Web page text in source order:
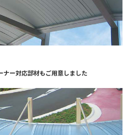
ー対応部材もご用意しました